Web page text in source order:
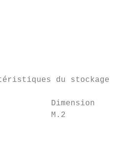
du stockage
Dimension
M.2